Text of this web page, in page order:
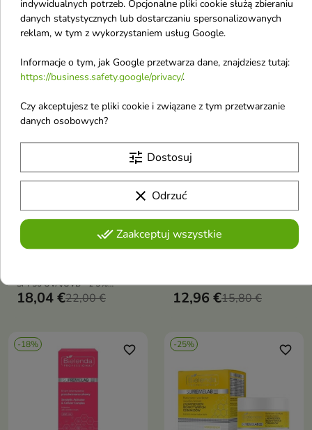
-18% favorite_border
Bielenda Professional
Tone Krem do twarzy
przeciw
przebarwieniom
SPF50 UVA/UVB – z 5%
niacynamidem i ksantohumolem.
18,04 €22,00 €
Bielenda Professional
SUPREMELAB Cellular
intensywnie
przeciwzmarszczkowe
Serum do twarzy 30 ml
starzenie komórkowe, wygładza
zmarszczki, rozjaśnia
12,96 €15,80 €
-18% favorite_border -25% favorite_border
indywidualnych potrzeb. Opcjonalne pliki cookie służą zbieraniu
danych statystycznych lub dostarczaniu spersonalizowanych
reklam, w tym z wykorzystaniem usług Google.
Informacje o tym, jak Google przetwarza dane, znajdziesz tutaj:
https://business.safety.google/privacy/.
Czy akceptujesz te pliki cookie i związane z tym przetwarzanie
danych osobowych?
tune Dostosuj
clear Odrzuć
done_allZaakceptuj wszystkie